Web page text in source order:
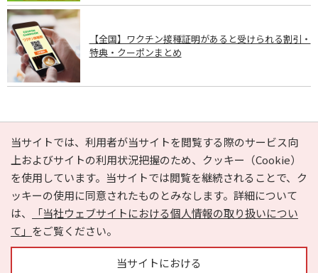
【全国】ワクチン接種証明があると受けられる割引・
特典・クーポンまとめ
PAGE TOP
当サイトでは、利用者が当サイトを閲覧する際のサービス向
上およびサイトの利用状況把握のため、クッキー（Cookie）
を使用しています。当サイトでは閲覧を継続されることで、ク
ッキーの使用に同意されたものとみなします。詳細について
は、
「当社ウェブサイトにおける個人情報の取り扱いについ
て」 をご覧ください。
当サイトにおける
e-NAVITA（イーナビタ）とは？ お気に入り
ヘルプ
利用規約
個人情報の取り扱いについて
運営会社
サイトマップ
広告掲載に関するお問い合わせ